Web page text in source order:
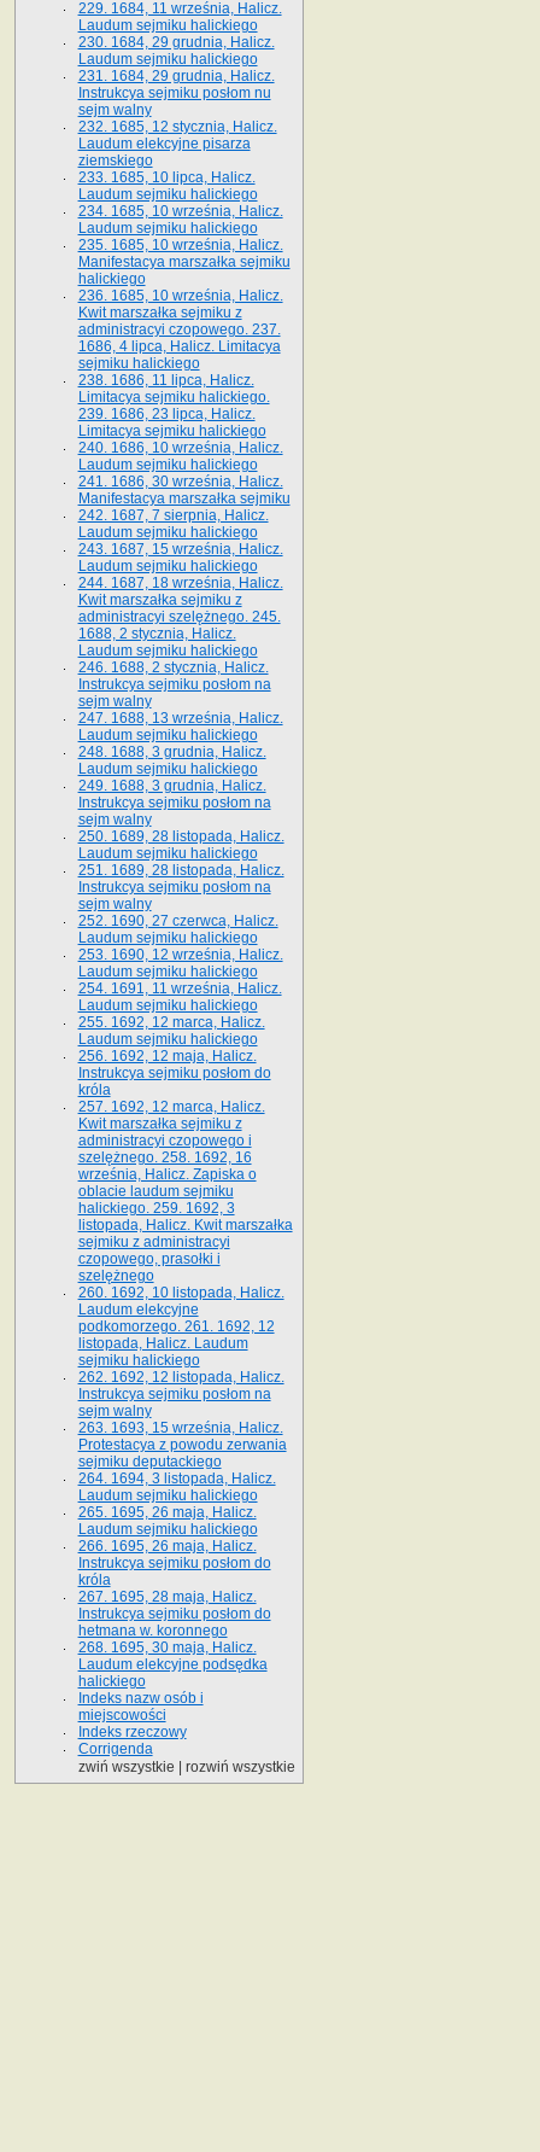
229. 1684, 11 września, Halicz.
Laudum sejmiku halickiego
230. 1684, 29 grudnia, Halicz.
Laudum sejmiku halickiego
231. 1684, 29 grudnia, Halicz.
Instrukcya sejmiku posłom nu
sejm walny
232. 1685, 12 stycznia, Halicz.
Laudum elekcyjne pisarza
ziemskiego
233. 1685, 10 lipca, Halicz.
Laudum sejmiku halickiego
234. 1685, 10 września, Halicz.
Laudum sejmiku halickiego
235. 1685, 10 września, Halicz.
Manifestacya marszałka sejmiku
halickiego
236. 1685, 10 września, Halicz.
Kwit marszałka sejmiku z
administracyi czopowego. 237.
1686, 4 lipca, Halicz. Limitacya
sejmiku halickiego
238. 1686, 11 lipca, Halicz.
Limitacya sejmiku halickiego.
239. 1686, 23 lipca, Halicz.
Limitacya sejmiku halickiego
240. 1686, 10 września, Halicz.
Laudum sejmiku halickiego
241. 1686, 30 września, Halicz.
Manifestacya marszałka sejmiku
242. 1687, 7 sierpnia, Halicz.
Laudum sejmiku halickiego
243. 1687, 15 września, Halicz.
Laudum sejmiku halickiego
244. 1687, 18 września, Halicz.
Kwit marszałka sejmiku z
administracyi szelężnego. 245.
1688, 2 stycznia, Halicz.
Laudum sejmiku halickiego
246. 1688, 2 stycznia, Halicz.
Instrukcya sejmiku posłom na
sejm walny
247. 1688, 13 września, Halicz.
Laudum sejmiku halickiego
248. 1688, 3 grudnia, Halicz.
Laudum sejmiku halickiego
249. 1688, 3 grudnia, Halicz.
Instrukcya sejmiku posłom na
sejm walny
250. 1689, 28 listopada, Halicz.
Laudum sejmiku halickiego
251. 1689, 28 listopada, Halicz.
Instrukcya sejmiku posłom na
sejm walny
252. 1690, 27 czerwca, Halicz.
Laudum sejmiku halickiego
253. 1690, 12 września, Halicz.
Laudum sejmiku halickiego
254. 1691, 11 września, Halicz.
Laudum sejmiku halickiego
255. 1692, 12 marca, Halicz.
Laudum sejmiku halickiego
256. 1692, 12 maja, Halicz.
Instrukcya sejmiku posłom do
króla
257. 1692, 12 marca, Halicz.
Kwit marszałka sejmiku z
administracyi czopowego i
szelężnego. 258. 1692, 16
września, Halicz. Zapiska o
oblacie laudum sejmiku
halickiego. 259. 1692, 3
listopada, Halicz. Kwit marszałka
sejmiku z administracyi
czopowego, prasołki i
szelężnego
260. 1692, 10 listopada, Halicz.
Laudum elekcyjne
podkomorzego. 261. 1692, 12
listopada, Halicz. Laudum
sejmiku halickiego
262. 1692, 12 listopada, Halicz.
Instrukcya sejmiku posłom na
sejm walny
263. 1693, 15 września, Halicz.
Protestacya z powodu zerwania
sejmiku deputackiego
264. 1694, 3 listopada, Halicz.
Laudum sejmiku halickiego
265. 1695, 26 maja, Halicz.
Laudum sejmiku halickiego
266. 1695, 26 maja, Halicz.
Instrukcya sejmiku posłom do
króla
267. 1695, 28 maja, Halicz.
Instrukcya sejmiku posłom do
hetmana w. koronnego
268. 1695, 30 maja, Halicz.
Laudum elekcyjne podsędka
halickiego
Indeks nazw osób i
miejscowości
Indeks rzeczowy
Corrigenda
zwiń wszystkie
rozwiń wszystkie